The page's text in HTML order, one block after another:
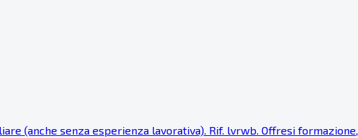
(anche senza esperienza lavorativa). Rif. lvrwb. Offresi